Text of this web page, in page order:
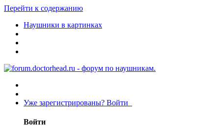
Перейти к содержанию
Наушники в картинках
Уже зарегистрированы? Войти
Войти